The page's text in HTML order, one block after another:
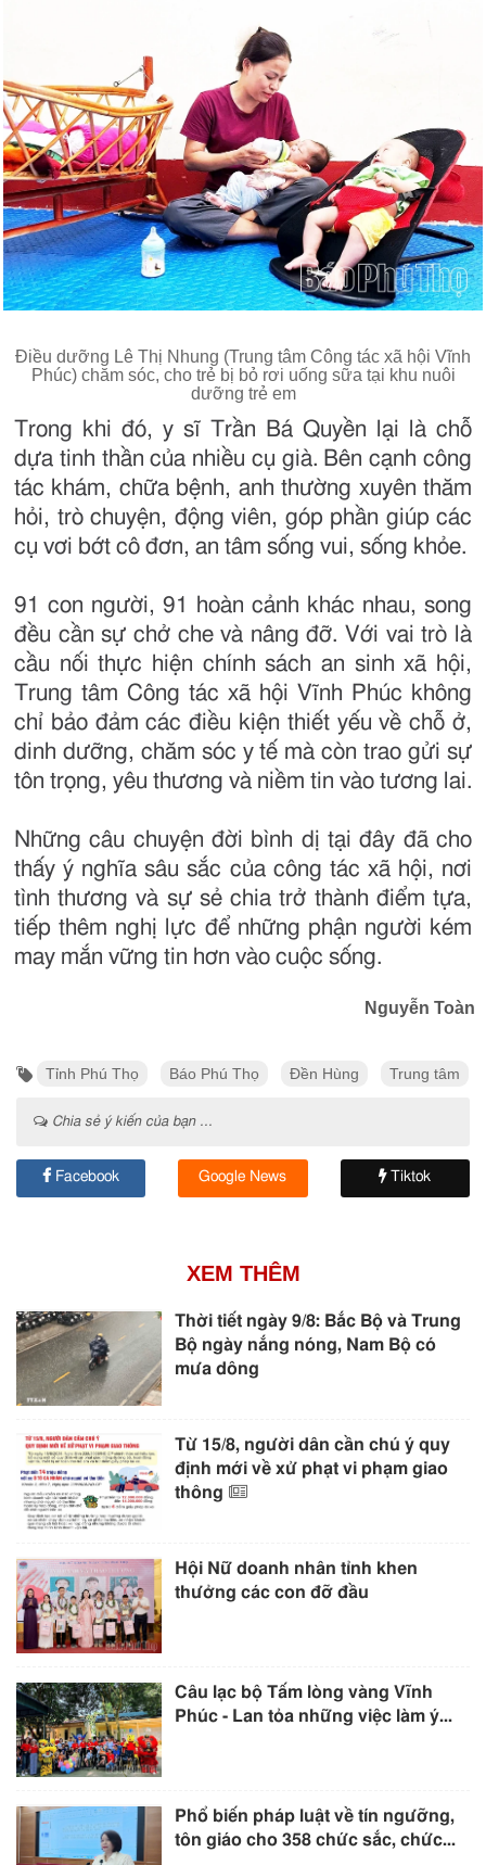
Điều dưỡng Lê Thị Nhung (Trung tâm Công tác xã hội Vĩnh
Phúc) chăm sóc, cho trẻ bị bỏ rơi uống sữa tại khu nuôi
dưỡng trẻ em
Trong khi đó, y sĩ Trần Bá Quyền lại là chỗ
dựa tinh thần của nhiều cụ già. Bên cạnh công
tác khám, chữa bệnh, anh thường xuyên thăm
hỏi, trò chuyện, động viên, góp phần giúp các
cụ vơi bớt cô đơn, an tâm sống vui, sống khỏe.
91 con người, 91 hoàn cảnh khác nhau, song
đều cần sự chở che và nâng đỡ. Với vai trò là
cầu nối thực hiện chính sách an sinh xã hội,
Trung tâm Công tác xã hội Vĩnh Phúc không
chỉ bảo đảm các điều kiện thiết yếu về chỗ ở,
dinh dưỡng, chăm sóc y tế mà còn trao gửi sự
tôn trọng, yêu thương và niềm tin vào tương lai.
Những câu chuyện đời bình dị tại đây đã cho
thấy ý nghĩa sâu sắc của công tác xã hội, nơi
tình thương và sự sẻ chia trở thành điểm tựa,
tiếp thêm nghị lực để những phận người kém
may mắn vững tin hơn vào cuộc sống.
Nguyễn Toàn
Tỉnh Phú Thọ Báo Phú Thọ Đền Hùng Trung tâm
Chia sẻ ý kiến của bạn ...
Facebook Google News Tiktok
XEM THÊM
Thời tiết ngày 9/8: Bắc Bộ và Trung
Bộ ngày nắng nóng, Nam Bộ có
mưa dông
Từ 15/8, người dân cần chú ý quy
định mới về xử phạt vi phạm giao
thông
Hội Nữ doanh nhân tỉnh khen
thưởng các con đỡ đầu
Câu lạc bộ Tấm lòng vàng Vĩnh
Phúc - Lan tỏa những việc làm ý...
Phổ biến pháp luật về tín ngưỡng,
tôn giáo cho 358 chức sắc, chức...